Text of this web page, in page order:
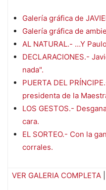
Galería gráfica de
Galería gráfica de
AL NATURAL.- …Y
DECLARACIONES.-
nada".
PUERTA DEL
presidenta de la
LOS GESTOS.-
cara.
EL SORTEO.- Con la
corrales.
VER GALERIA COMPLETA